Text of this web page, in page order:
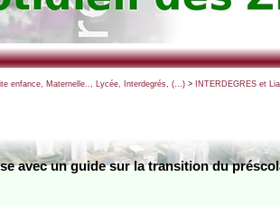
enfance, Maternelle.., Lycée, Interdegrés, (…)> INTERDEGRES et
avec un guide sur la transition du